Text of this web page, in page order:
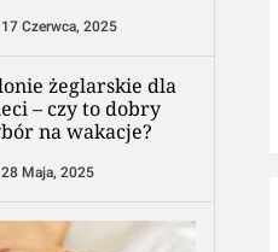
17 Czerwca, 2025
żeglarskie dla
– czy to dobry
na wakacje?
28 Maja, 2025